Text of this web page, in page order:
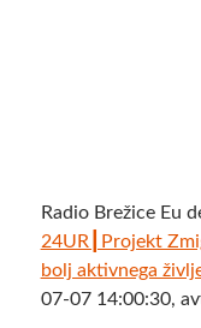
Radio Brežice Eu
24UR┃Projekt
bolj aktivnega
07-07 14:00:30,